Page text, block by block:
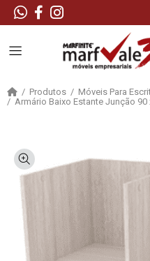
Produtos Móveis Para
Armário Baixo Estante Junção 90